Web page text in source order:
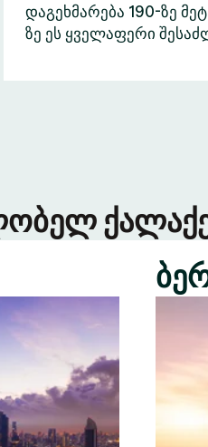
დაგეხმარება 190-ზე
ზე ეს ყველაფერი